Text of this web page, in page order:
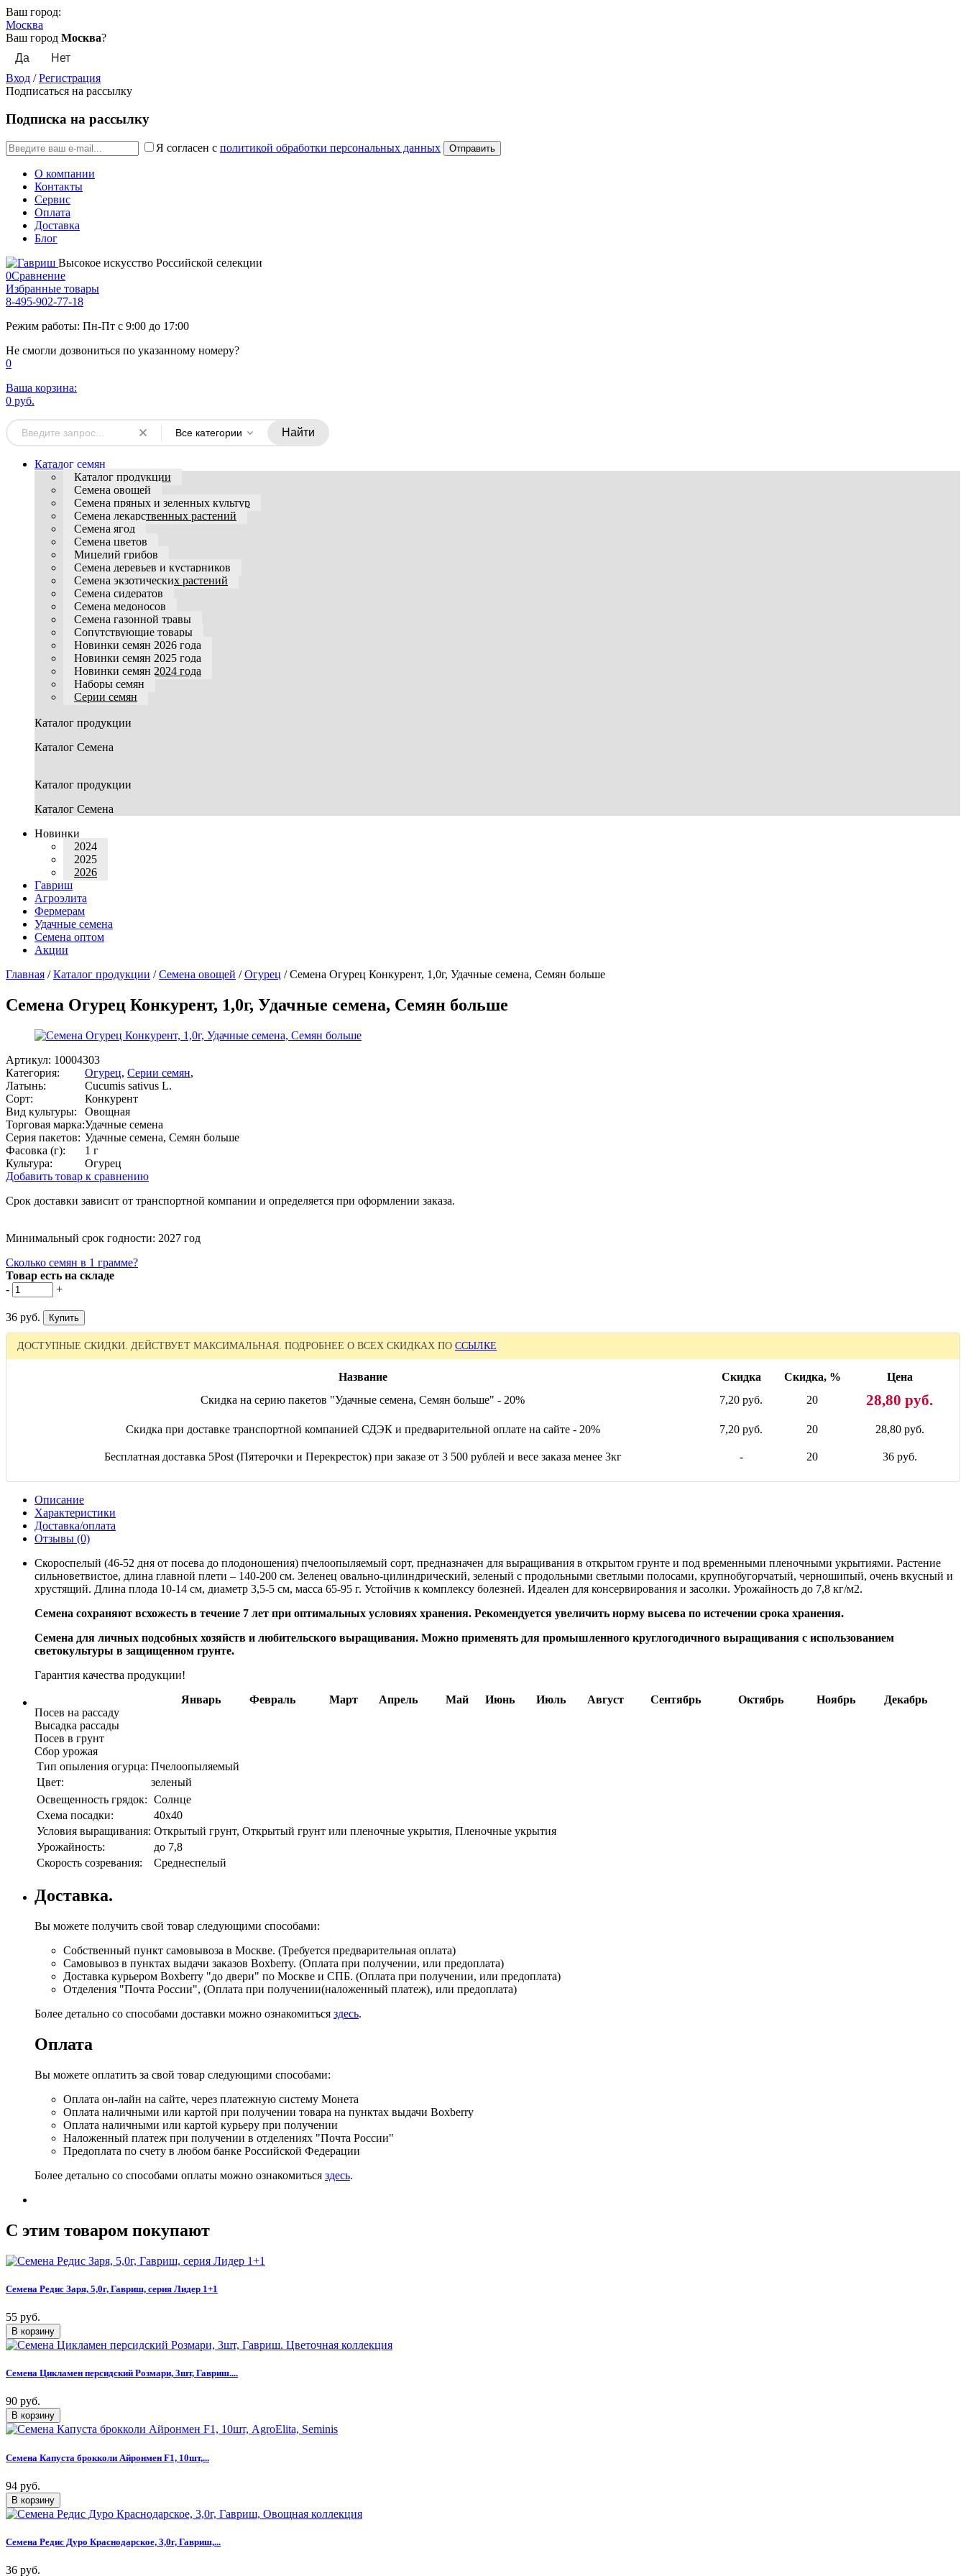
Ваш город:
Москва
Ваш город Москва?
Вход /Регистрация
Подписаться на рассылку
Подписка на рассылку
Я согласен с политикой обработки персональных данных
О компании
Контакты
Сервис
Оплата
Доставка
Блог
Высокое искусство Российской селекции
0Сравнение
Избранные товары
8-495-902-77-18
Режим работы: Пн-Пт с 9:00 до 17:00
Не смогли дозвониться по указанному номеру?
0
Ваша корзина:
0 руб.
Все категории Найти
Каталог семян
Каталог продукции
Семена овощей
Семена пряных и зеленных культур
Семена лекарственных растений
Семена ягод
Семена цветов
Мицелий грибов
Семена деревьев и кустарников
Семена экзотических растений
Семена сидератов
Семена медоносов
Семена газонной травы
Сопутствующие товары
Новинки семян 2026 года
Новинки семян 2025 года
Новинки семян 2024 года
Наборы семян
Серии семян
Каталог продукции
Каталог Семена
Каталог продукции
Каталог Семена
Новинки
2024
2025
2026
Гавриш
Агроэлита
Фермерам
Удачные семена
Семена оптом
Акции
Главная /Каталог продукции /Семена овощей /Огурец /Семена Огурец Конкурент, 1,0г, Удачные семена, Семян больше
Семена Огурец Конкурент, 1,0г, Удачные семена, Семян больше
Артикул: 10004303
Категория:
Огурец, Серии семян,
Латынь:
Cucumis sativus L.
Сорт:
Конкурент
Вид культуры:
Овощная
Торговая марка:Удачные семена
Серия пакетов: Удачные семена, Семян больше
Фасовка (г):
1 г
Культура:
Огурец
Добавить товар к сравнению
Срок доставки зависит от транспортной компании и определяется при оформлении заказа.
Минимальный срок годности: 2027 год
Сколько семян в 1 грамме?
Товар есть на складе
-
+
36 руб.
ДОСТУПНЫЕ СКИДКИ. ДЕЙСТВУЕТ МАКСИМАЛЬНАЯ. ПОДРОБНЕЕ О ВСЕХ СКИДКАХ ПО ССЫЛКЕ
Название Скидка Скидка, %
Цена
Скидка на серию пакетов "Удачные семена, Семян больше" - 20%
7,20 руб. 20 28,80 руб.
Скидка при доставке транспортной компанией СДЭК и предварительной оплате на сайте - 20% 7,20 руб. 20 28,80 руб.
Бесплатная доставка 5Post (Пятерочки и Перекресток) при заказе от 3 500 рублей и весе заказа менее 3кг - 20 36 руб.
Описание
Характеристики
Доставка/оплата
Отзывы (0)
Скороспелый (46-52 дня от посева до плодоношения) пчелоопыляемый сорт, предназначен для выращивания в открытом грунте и под временными пленочными укрытиями. Растение
сильноветвистое, длина главной плети – 140-200 см. Зеленец овально-цилиндрический, зеленый с продольными светлыми полосами, крупнобугорчатый, черношипый, очень вкусный и
хрустящий. Длина плода 10-14 см, диаметр 3,5-5 см, масса 65-95 г. Устойчив к комплексу болезней. Идеален для консервирования и засолки. Урожайность до 7,8 кг/м2.
Семена сохраняют всхожесть в течение 7 лет при оптимальных условиях хранения. Рекомендуется увеличить норму высева по истечении срока хранения.
Семена для личных подсобных хозяйств и любительского выращивания. Можно применять для промышленного круглогодичного выращивания с использованием
светокультуры в защищенном грунте.
Гарантия качества продукции!
Январь
Февраль Март Апрель Май Июнь Июль Август Сентябрь Октябрь Ноябрь
Декабрь
Посев на рассаду
Высадка рассады
Посев в грунт
Сбор урожая
Тип опыления огурца: Пчелоопыляемый
Цвет:
зеленый
Освещенность грядок: Солнце
Схема посадки:
40х40
Условия выращивания: Открытый грунт, Открытый грунт или пленочные укрытия, Пленочные укрытия
Урожайность:
до 7,8
Скорость созревания:
Среднеспелый
Доставка.
Вы можете получить свой товар следующими способами:
Собственный пункт самовывоза в Москве. (Требуется предварительная оплата)
Самовывоз в пунктах выдачи заказов Boxberry. (Оплата при получении, или предоплата)
Доставка курьером Boxberry "до двери" по Москве и СПБ. (Оплата при получении, или предоплата)
Отделения "Почта России", (Оплата при получении(наложенный платеж), или предоплата)
Более детально со способами доставки можно ознакомиться здесь.
Оплата
Вы можете оплатить за свой товар следующими способами:
Оплата он-лайн на сайте, через платежную систему Монета
Оплата наличными или картой при получении товара на пунктах выдачи Boxberry
Оплата наличными или картой курьеру при получении
Наложенный платеж при получении в отделениях "Почта России"
Предоплата по счету в любом банке Российской Федерации
Более детально со способами оплаты можно ознакомиться здесь.
C этим товаром покупают
Семена Редис Заря, 5,0г, Гавриш, серия Лидер 1+1
55 руб.
Семена Цикламен персидский Розмари, 3шт, Гавриш....
90 руб.
Семена Капуста брокколи Айронмен F1, 10шт,...
94 руб.
Семена Редис Дуро Краснодарское, 3,0г, Гавриш,...
36 руб.